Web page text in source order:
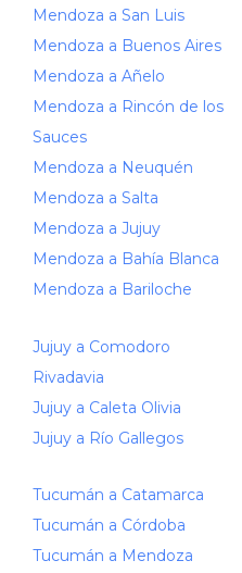
Mendoza a San Luis
Mendoza a Buenos Aires
Mendoza a Añelo
Mendoza a Rincón de los
Sauces
Mendoza a Neuquén
Mendoza a Salta
Mendoza a Jujuy
Mendoza a Bahía Blanca
Mendoza a Bariloche
Jujuy a Comodoro
Rivadavia
Jujuy a Caleta Olivia
Jujuy a Río Gallegos
Tucumán a Catamarca
Tucumán a Córdoba
Tucumán a Mendoza